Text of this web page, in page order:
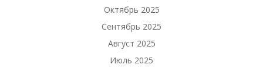
Октябрь 2025
Сентябрь 2025
Август 2025
Июль 2025